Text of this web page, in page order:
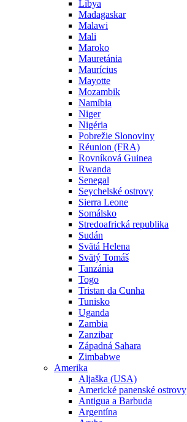
Líbya
Madagaskar
Malawi
Mali
Maroko
Mauretánia
Maurícius
Mayotte
Mozambik
Namíbia
Niger
Nigéria
Pobrežie Slonoviny
Réunion (FRA)
Rovníková Guinea
Rwanda
Senegal
Seychelské ostrovy
Sierra Leone
Somálsko
Stredoafrická republika
Sudán
Svätá Helena
Svätý Tomáš
Tanzánia
Togo
Tristan da Cunha
Tunisko
Uganda
Zambia
Zanzibar
Západná Sahara
Zimbabwe
Amerika
Aljaška (USA)
Americké panenské ostrovy
Antigua a Barbuda
Argentína